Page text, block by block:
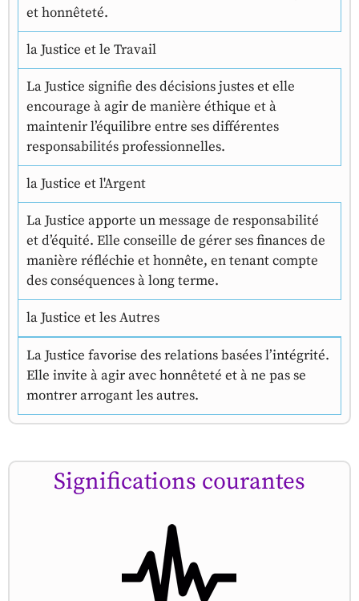
et honnêteté.
la Justice et le Travail
La Justice signifie des décisions justes et elle
encourage à agir de manière éthique et à
maintenir l’équilibre entre ses différentes
responsabilités professionnelles.
la Justice et l'Argent
La Justice apporte un message de responsabilité
et d’équité. Elle conseille de gérer ses finances de
manière réfléchie et honnête, en tenant compte
des conséquences à long terme.
la Justice et les Autres
La Justice favorise des relations basées l’intégrité.
Elle invite à agir avec honnêteté et à ne pas se
montrer arrogant les autres.
Significations courantes